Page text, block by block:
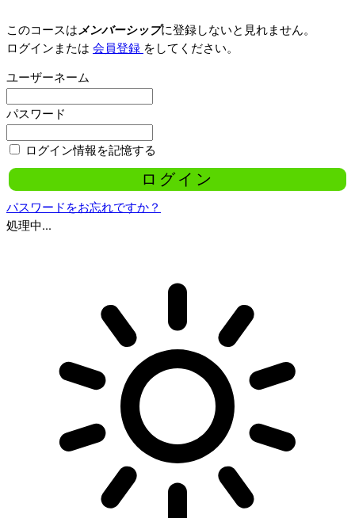
このコースはメンバーシップに登録しないと見れません。
ログインまたは 会員登録 をしてください。
ユーザーネーム
パスワード
ログイン情報を記憶する
パスワードをお忘れですか？
処理中...